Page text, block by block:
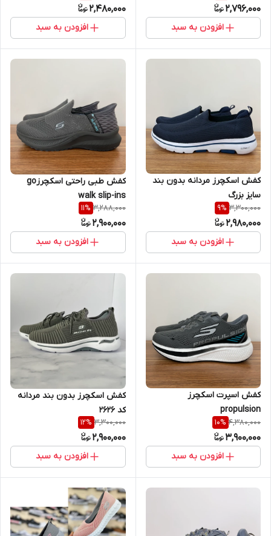
2,796,000
افزودن به سبد
2,480,000
افزودن به سبد
کفش اسکچرز مردانه بدون بند
سایز بزرگ
3,300,000
9%
2,980,000
افزودن به سبد
کفش طبی راحتی اسکچرزgo
walk slip-ins
3,288,000
11%
2,900,000
افزودن به سبد
کفش اسپرت اسکچرز
propulsion
4,380,000
10%
3,900,000
افزودن به سبد
کفش اسکچرز بدون بند مردانه
کد ۲۶۲۶
3,300,000
12%
2,900,000
افزودن به سبد